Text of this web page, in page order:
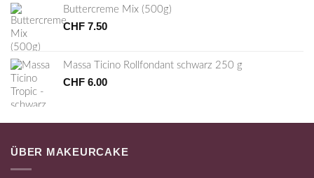
Buttercreme Mix (500g)
CHF 7.50
Massa Ticino Rollfondant schwarz 250 g
CHF 6.00
ÜBER MAKEURCAKE